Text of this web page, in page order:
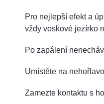
Pro nejlepší efekt a
vždy voskové jezírko
Po zapálení
Umístěte na
Zamezte kontaktu s